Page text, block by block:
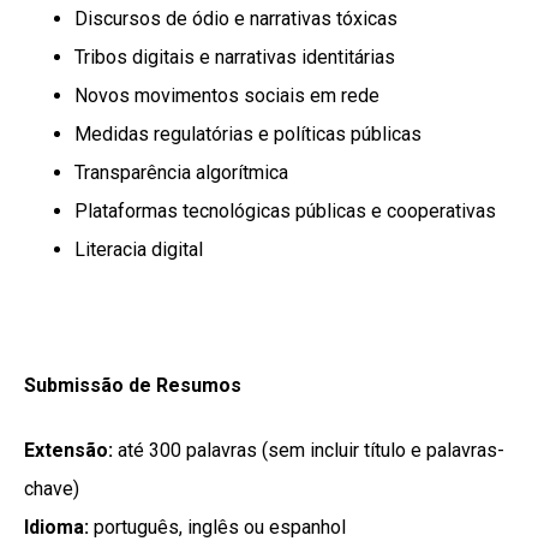
Discursos de ódio e narrativas tóxicas
Tribos digitais e narrativas identitárias
Novos movimentos sociais em rede
Medidas regulatórias e políticas públicas
Transparência algorítmica
Plataformas tecnológicas públicas e cooperativas
Literacia digital
Submissão de Resumos
Extensão: até 300 palavras (sem incluir título e palavras-
chave)
Idioma: português, inglês ou espanhol